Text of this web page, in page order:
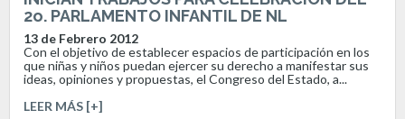
2o. PARLAMENTO INFANTIL DE NL
13 de Febrero 2012
Con el objetivo de establecer espacios de participación en los
que niñas y niños puedan ejercer su derecho a manifestar sus
ideas, opiniones y propuestas, el Congreso del Estado, a...
LEER MÁS [+]